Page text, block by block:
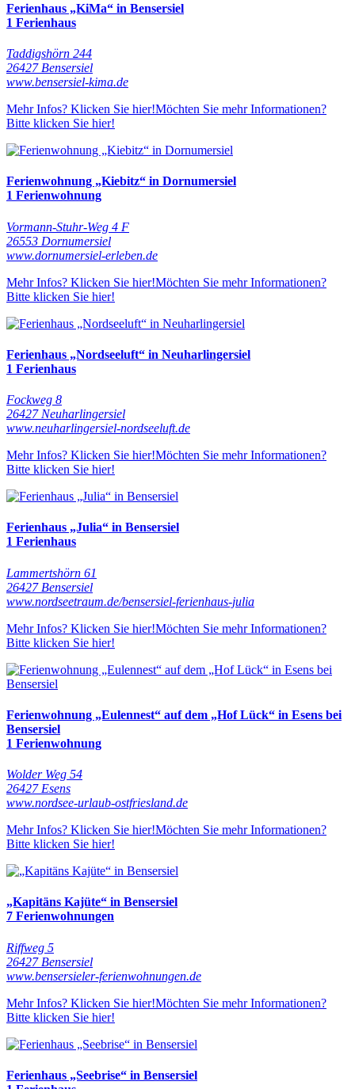
Ferienhaus „KiMa“ in Bensersiel
1 Ferienhaus
Taddigshörn 244
26427 Bensersiel
www.bensersiel-kima.de
Mehr Infos? Klicken Sie hier!Möchten Sie mehr Informationen?
Bitte klicken Sie hier!
Ferienwohnung „Kiebitz“ in Dornumersiel
1 Ferienwohnung
Vormann-Stuhr-Weg 4 F
26553 Dornumersiel
www.dornumersiel-erleben.de
Mehr Infos? Klicken Sie hier!Möchten Sie mehr Informationen?
Bitte klicken Sie hier!
Ferienhaus „Nordseeluft“ in Neuharlingersiel
1 Ferienhaus
Fockweg 8
26427 Neuharlingersiel
www.neuharlingersiel-nordseeluft.de
Mehr Infos? Klicken Sie hier!Möchten Sie mehr Informationen?
Bitte klicken Sie hier!
Ferienhaus „Julia“ in Bensersiel
1 Ferienhaus
Lammertshörn 61
26427 Bensersiel
www.nordseetraum.de/bensersiel-ferienhaus-julia
Mehr Infos? Klicken Sie hier!Möchten Sie mehr Informationen?
Bitte klicken Sie hier!
Ferienwohnung „Eulennest“ auf dem „Hof Lück“ in Esens bei
Bensersiel
1 Ferienwohnung
Wolder Weg 54
26427 Esens
www.nordsee-urlaub-ostfriesland.de
Mehr Infos? Klicken Sie hier!Möchten Sie mehr Informationen?
Bitte klicken Sie hier!
„Kapitäns Kajüte“ in Bensersiel
7 Ferienwohnungen
Riffweg 5
26427 Bensersiel
www.bensersieler-ferienwohnungen.de
Mehr Infos? Klicken Sie hier!Möchten Sie mehr Informationen?
Bitte klicken Sie hier!
Ferienhaus „Seebrise“ in Bensersiel